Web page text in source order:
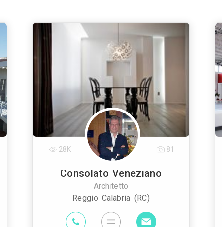
Consolato Veneziano
Architetto
Reggio Calabria (RC)
28K 81